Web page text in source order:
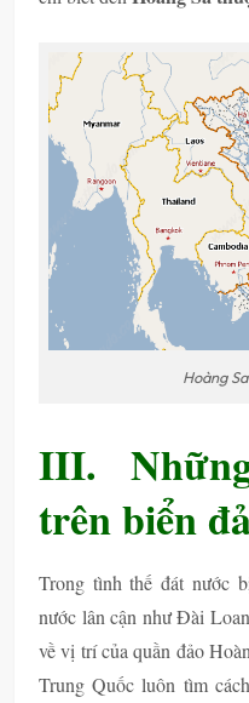
Hoàng
III.
trên biển
Trong tình thế đát nước
nước lân cận như Đài
về vị trí của quần đảo
Trung Quốc luôn tìm